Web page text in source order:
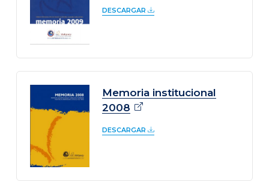
DESCARGAR
Memoria institucional
2008
DESCARGAR